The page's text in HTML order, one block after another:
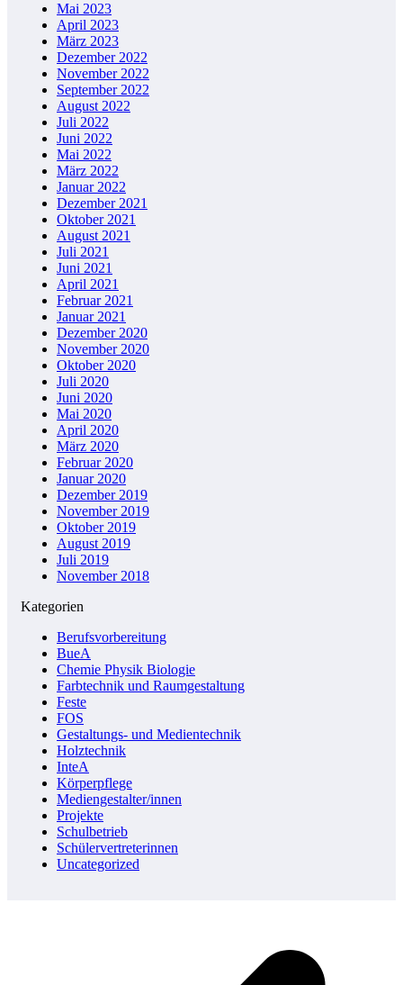
Mai 2023
April 2023
März 2023
Dezember 2022
November 2022
September 2022
August 2022
Juli 2022
Juni 2022
Mai 2022
März 2022
Januar 2022
Dezember 2021
Oktober 2021
August 2021
Juli 2021
Juni 2021
April 2021
Februar 2021
Januar 2021
Dezember 2020
November 2020
Oktober 2020
Juli 2020
Juni 2020
Mai 2020
April 2020
März 2020
Februar 2020
Januar 2020
Dezember 2019
November 2019
Oktober 2019
August 2019
Juli 2019
November 2018
Kategorien
Berufsvorbereitung
BueA
Chemie Physik Biologie
Farbtechnik und Raumgestaltung
Feste
FOS
Gestaltungs- und Medientechnik
Holztechnik
InteA
Körperpflege
Mediengestalter/innen
Projekte
Schulbetrieb
Schülervertreterinnen
Uncategorized